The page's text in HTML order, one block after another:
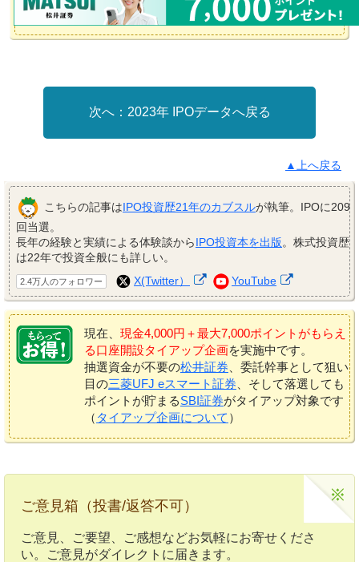
2023年 IPOデータへ戻る
▲上へ戻る
こちらの記事はIPO投資歴21年のカブスルが執筆。IPOに209
回当選。
長年の経験と実績による体験談からIPO投資本を出版。株式投資歴
は22年で投資全般にも詳しい。
2.4万人のフォロワー X(Twitter） YouTube
現在、 現金4,000円＋最大7,000ポイントがもらえ
る口座開設タイアップ企画を実施中です。
抽選資金が不要の松井証券 、委託幹事として狙い
目の三菱UFJ eスマート証券 、そして落選しても
ポイントが貯まるSBI証券がタイアップ対象です
（ タイアップ企画について ）
ご意見箱（投書/返答不可）
ご意見、ご要望、ご感想などお気軽にお寄せくださ
い。ご意見がダイレクトに届きます。